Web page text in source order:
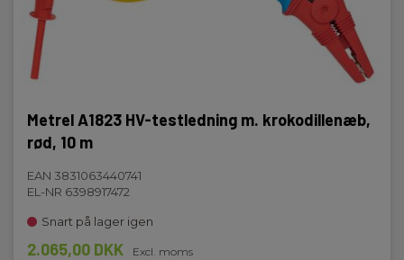
Metrel A1823 HV-testledning m. krokodillenæb,
rød, 10 m
EAN 3831063440741
EL-NR 6398917472
Snart på lager igen
2.065,00 DKK Excl. moms